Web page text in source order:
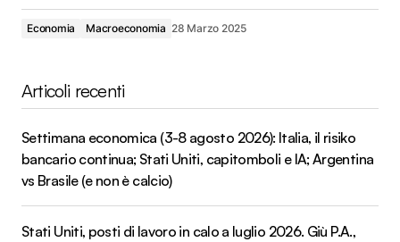
Economia Macroeconomia 28 Marzo 2025
Articoli recenti
Settimana economica (3-8 agosto 2026): Italia, il risiko
bancario continua; Stati Uniti, capitomboli e IA; Argentina
vs Brasile (e non è calcio)
Stati Uniti, posti di lavoro in calo a luglio 2026. Giù P.A.,